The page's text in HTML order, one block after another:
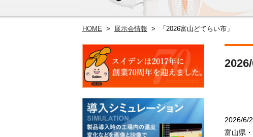
HOME > 展示会情報 > 「2026富山どてらい市」
2026/6/
富山県